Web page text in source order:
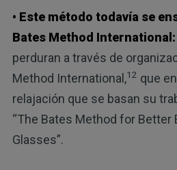
• Este método todavía se
Bates Method International:
perduran a través de
Method International,12 que
relajación que se basan su
“The Bates Method for Better
Glasses”.